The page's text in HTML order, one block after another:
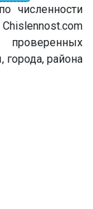
численности
города, района